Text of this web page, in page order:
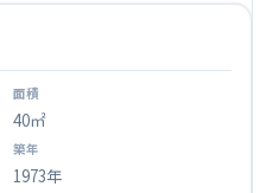
40㎡
1973年